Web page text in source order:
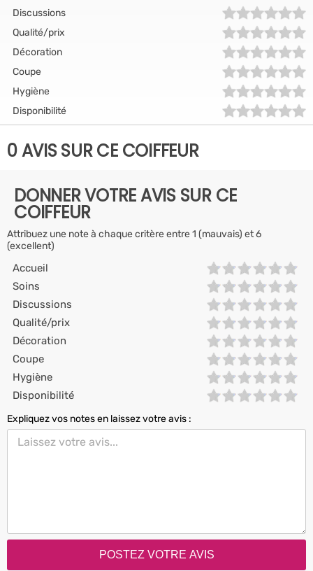
Discussions
Qualité/prix
Décoration
Coupe
Hygiène
Disponibilité
0 AVIS SUR CE COIFFEUR
DONNER VOTRE AVIS SUR CE
COIFFEUR
Attribuez une note à chaque critère entre 1 (mauvais) et 6
(excellent)
Accueil
Soins
Discussions
Qualité/prix
Décoration
Coupe
Hygiène
Disponibilité
Expliquez vos notes en laissez votre avis :